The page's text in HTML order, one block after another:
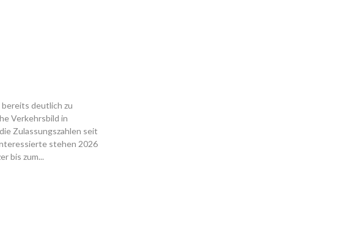
deutlich zu
Verkehrsbild in
Zulassungszahlen seit
stehen 2026
bis zum...